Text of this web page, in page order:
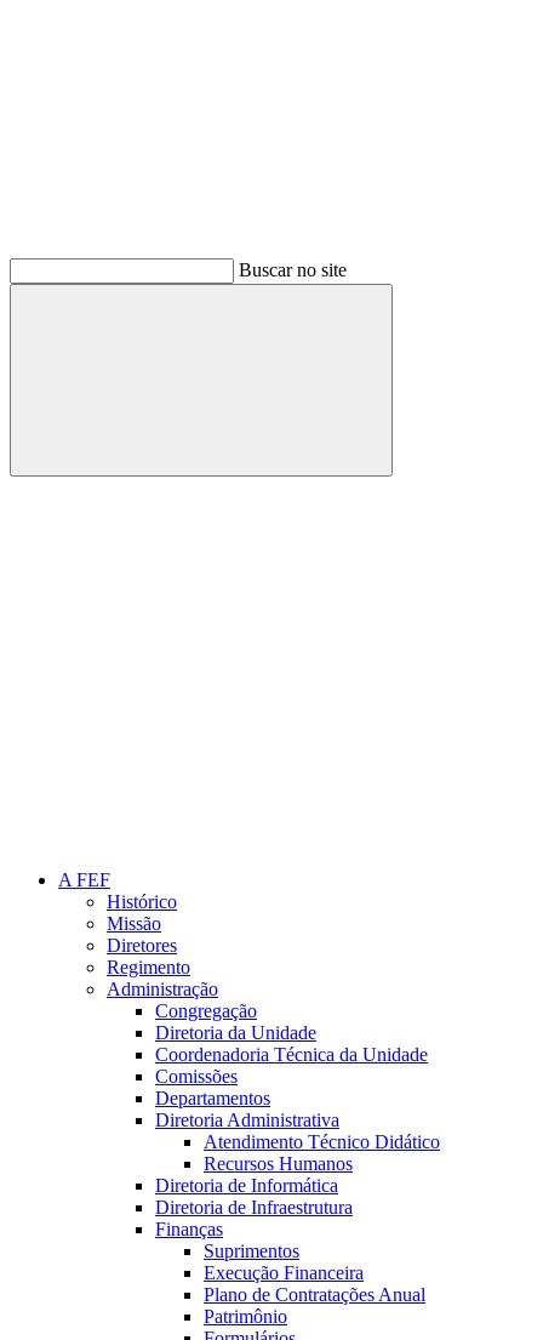
Buscar no site
Buscar
A FEF
Histórico
Missão
Diretores
Regimento
Administração
Congregação
Diretoria da Unidade
Coordenadoria Técnica da Unidade
Comissões
Departamentos
Diretoria Administrativa
Atendimento Técnico Didático
Recursos Humanos
Diretoria de Informática
Diretoria de Infraestrutura
Finanças
Suprimentos
Execução Financeira
Plano de Contratações Anual
Patrimônio